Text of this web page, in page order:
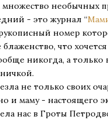
множество необычных
- это журнал “
номер
что
никогда, а только
не только своих
и маму - настоящего
нас в Гроты